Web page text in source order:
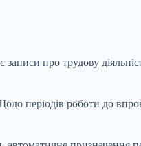
про трудову
періодів роботи до